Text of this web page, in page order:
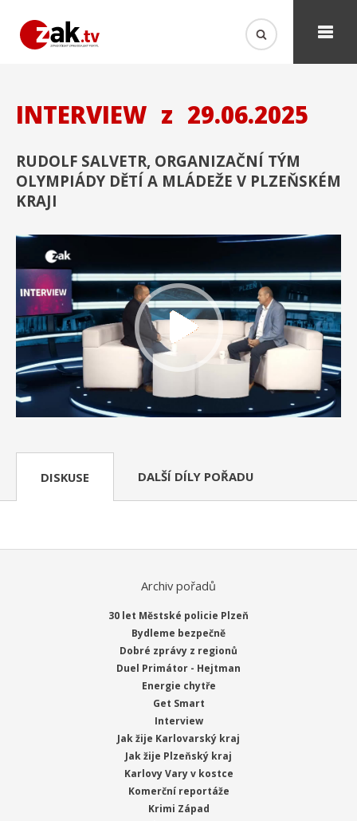
INTERVIEW z 29.06.2025
RUDOLF SALVETR, ORGANIZAČNÍ TÝM
OLYMPIÁDY DĚTÍ A MLÁDEŽE V PLZEŇSKÉM
KRAJI
DISKUSE DALŠÍ DÍLY POŘADU
Archiv pořadů
30 let Městské policie Plzeň
Bydleme bezpečně
Dobré zprávy z regionů
Duel Primátor - Hejtman
Energie chytře
Get Smart
Interview
Jak žije Karlovarský kraj
Jak žije Plzeňský kraj
Karlovy Vary v kostce
Komerční reportáže
Krimi Západ